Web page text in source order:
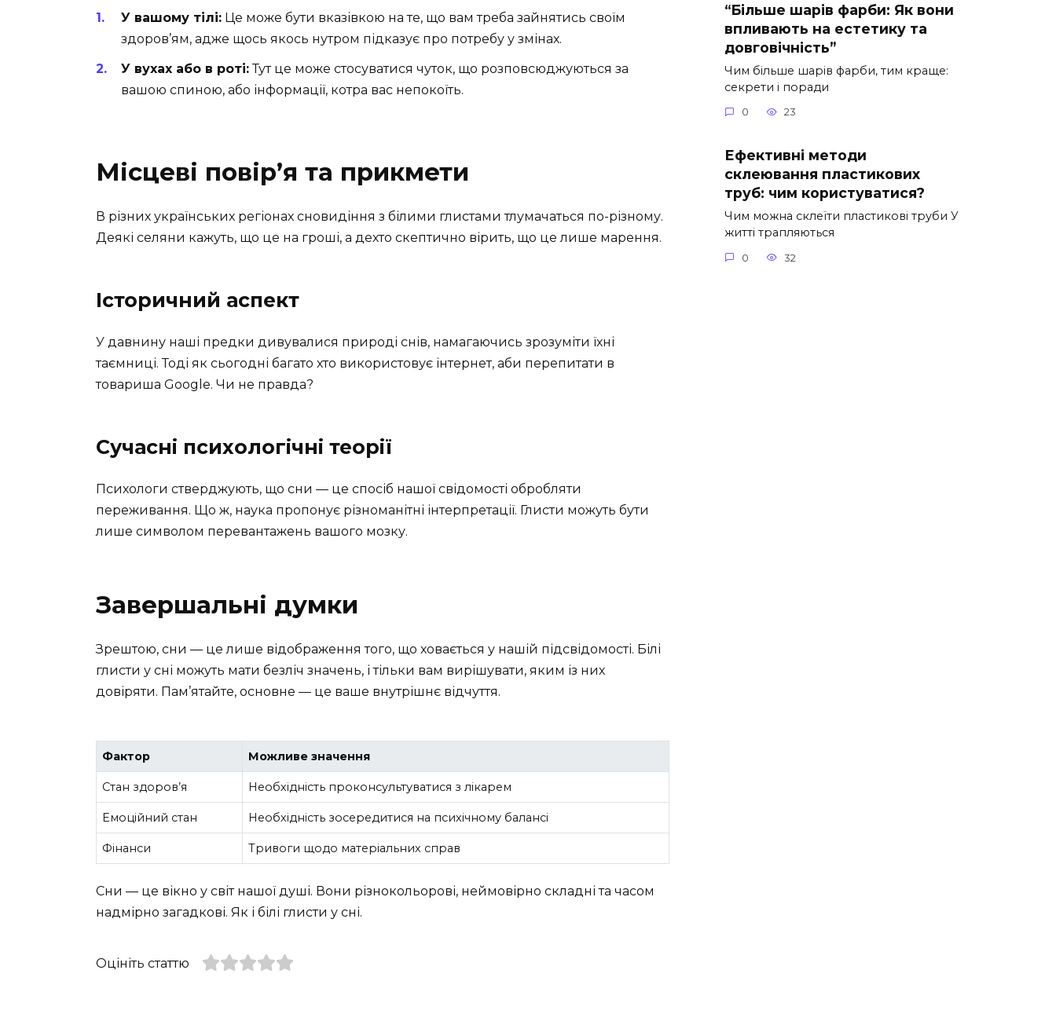
У вашому тілі: Це може бути вказівкою на те, що вам треба зайнятись своїм
здоров’ям, адже щось якось нутром підказує про потребу у змінах.
У вухах або в роті:Тут це може стосуватися чуток, що розповсюджуються за
вашою спиною, або інформації, котра вас непокоїть.
Місцеві повір’я та прикмети
В різних українських регіонах сновидіння з білими глистами тлумачаться по-різному.
Деякі селяни кажуть, що це на гроші, а дехто скептично вірить, що це лише марення.
Історичний аспект
У давнину наші предки дивувалися природі снів, намагаючись зрозуміти їхні
таємниці. Тоді як сьогодні багато хто використовує інтернет, аби перепитати в
товариша Google. Чи не правда?
Сучасні психологічні теорії
Психологи стверджують, що сни — це спосіб нашої свідомості обробляти
переживання. Що ж, наука пропонує різноманітні інтерпретації. Глисти можуть бути
лише символом перевантажень вашого мозку.
Завершальні думки
Зрештою, сни — це лише відображення того, що ховається у нашій підсвідомості. Білі
глисти у сні можуть мати безліч значень, і тільки вам вирішувати, яким із них
довіряти. Пам’ятайте, основне — це ваше внутрішнє відчуття.
Фактор Можливе значення
Стан здоров’я Необхідність проконсультуватися з лікарем
Емоційний стан Необхідність зосередитися на психічному балансі
Фінанси Тривоги щодо матеріальних справ
Сни — це вікно у світ нашої душі. Вони різнокольорові, неймовірно складні та часом
надмірно загадкові. Як і білі глисти у сні.
Оцініть статтю
“Більше шарів фарби: Як вони
впливають на естетику та
довговічність”
Чим більше шарів фарби, тим краще:
секрети і поради
0 23
Ефективні методи
склеювання пластикових
труб: чим користуватися?
Чим можна склеїти пластикові труби У
житті трапляються
0 32